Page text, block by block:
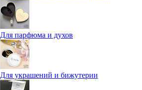
Для парфюма и духов
Для украшений и бижутерии